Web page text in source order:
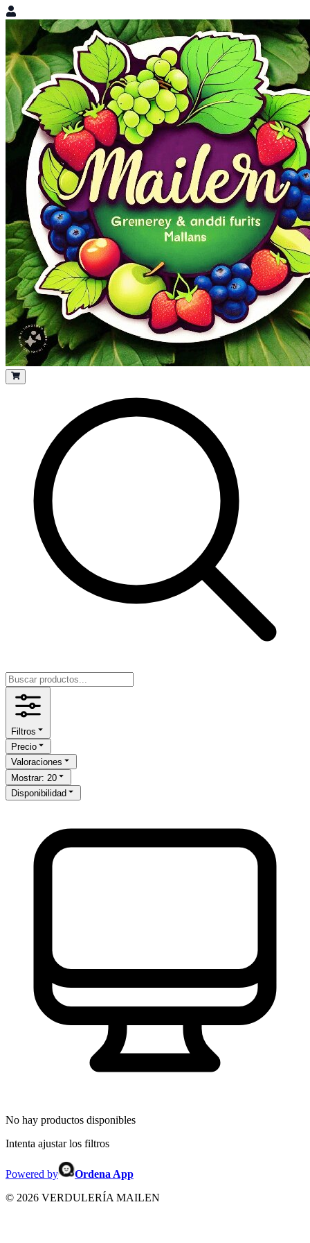
VERDULERÍA MAILEN
Abierto
Tienda o mini super
Ver más Información
Todas
Todas
Productos
Filtros
Precio
Valoraciones
Mostrar: 20
Disponibilidad
No hay productos disponibles
Intenta ajustar los filtros
Powered by
Ordena App
© 2026 VERDULERÍA MAILEN